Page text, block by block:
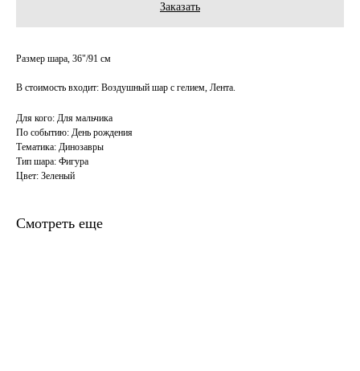
Заказать
Размер шара, 36"/91 см
В стоимость входит: Воздушный шар с гелием, Лента.
Для кого: Для мальчика
По событию: День рождения
Тематика: Динозавры
Тип шара: Фигура
Цвет: Зеленый
Смотреть еще